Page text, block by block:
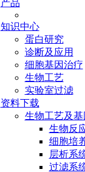
产品
知识中心
蛋白研究
诊断及应用
细胞基因治疗
生物工艺
实验室过滤
资料下载
生物工艺及
生物反
细胞培
层析系
过滤系